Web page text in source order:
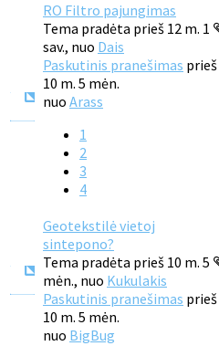
RO Filtro pajungimas
Tema pradėta prieš 12 m. 1
sav., nuo Dais
Paskutinis pranešimas prieš
10 m. 5 mėn.
nuo Arass
1
2
3
4
Geotekstilė vietoj
sintepono?
Tema pradėta prieš 10 m. 5
mėn., nuo Kukulakis
Paskutinis pranešimas prieš
10 m. 5 mėn.
nuo BigBug